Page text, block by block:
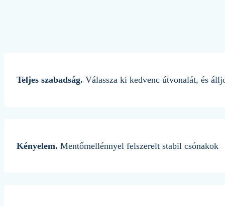
Teljes szabadság. Válassza ki kedvenc útvonalát, és
Kényelem. Mentőmellénnyel felszerelt stabil csónakok